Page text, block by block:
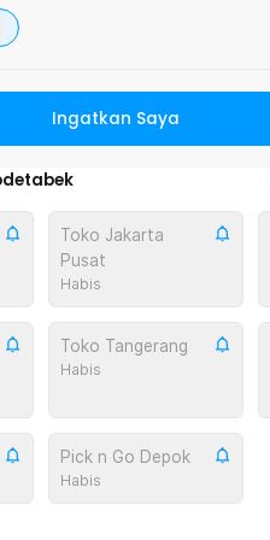
Ingatkan Saya
Toko Jakarta
Pusat
Habis
Toko Tangerang
Habis
Pick n Go Depok
Habis